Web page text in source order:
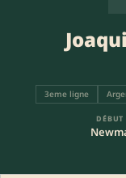
3eme ligne
DÉBUT